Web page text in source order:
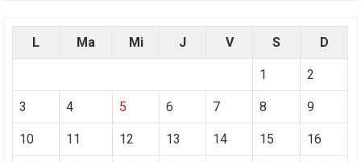
L Ma Mi J V S D
1 2
3 4 5 6 7 8 9
10 11 12 13 14 15 16